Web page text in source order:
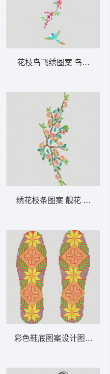
花枝鸟飞绣图案 鸟汉服
绣花枝条图案 靓花 旗袍
彩色鞋底图案设计图 鞋垫